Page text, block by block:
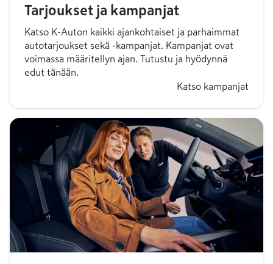
Tarjoukset ja kampanjat
Katso K-Auton kaikki ajankohtaiset ja parhaimmat
autotarjoukset sekä -kampanjat. Kampanjat ovat
voimassa määritellyn ajan. Tutustu ja hyödynnä
edut tänään.
Katso kampanjat